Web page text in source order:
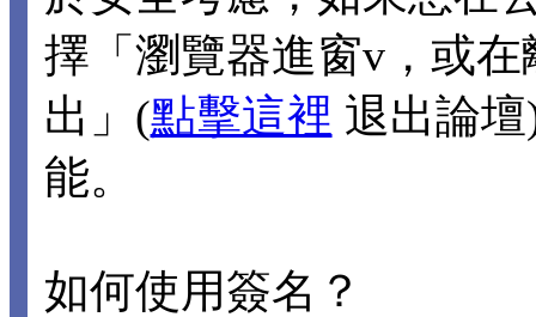
擇「瀏覽器進窗v，或
出」(點擊這裡 退出論
能。
如何使用簽名？